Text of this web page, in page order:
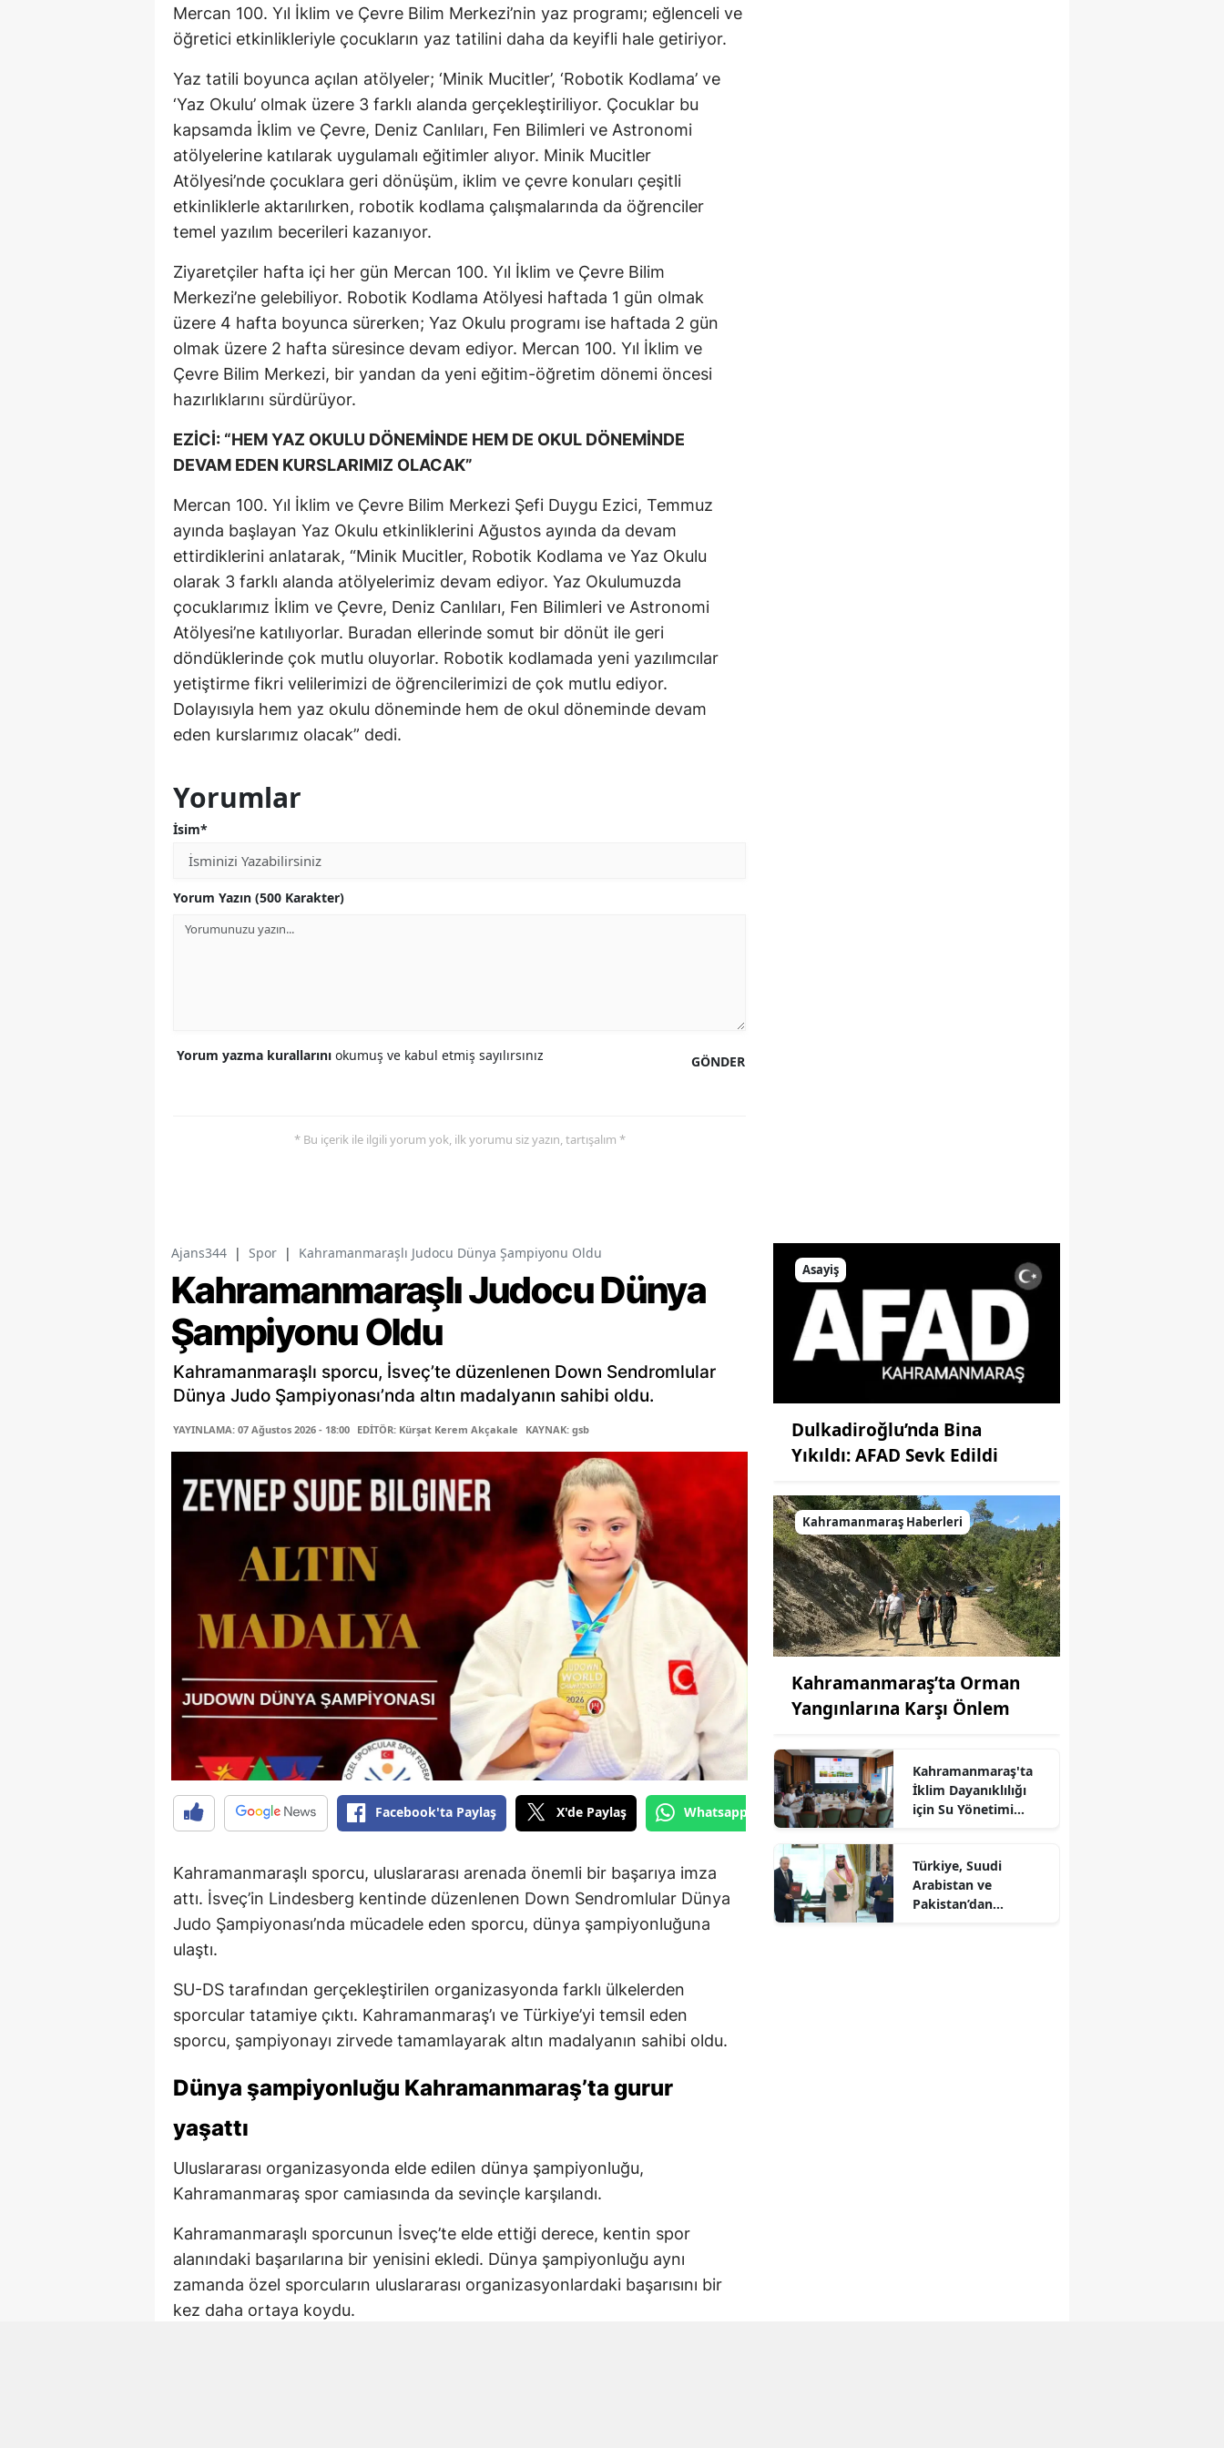
Mercan 100. Yıl İklim ve Çevre Bilim Merkezi’nin yaz programı; eğlenceli ve
öğretici etkinlikleriyle çocukların yaz tatilini daha da keyifli hale getiriyor.
Yaz tatili boyunca açılan atölyeler; ‘Minik Mucitler’, ‘Robotik Kodlama’ ve
‘Yaz Okulu’ olmak üzere 3 farklı alanda gerçekleştiriliyor. Çocuklar bu
kapsamda İklim ve Çevre, Deniz Canlıları, Fen Bilimleri ve Astronomi
atölyelerine katılarak uygulamalı eğitimler alıyor. Minik Mucitler
Atölyesi’nde çocuklara geri dönüşüm, iklim ve çevre konuları çeşitli
etkinliklerle aktarılırken, robotik kodlama çalışmalarında da öğrenciler
temel yazılım becerileri kazanıyor.
Ziyaretçiler hafta içi her gün Mercan 100. Yıl İklim ve Çevre Bilim
Merkezi’ne gelebiliyor. Robotik Kodlama Atölyesi haftada 1 gün olmak
üzere 4 hafta boyunca sürerken; Yaz Okulu programı ise haftada 2 gün
olmak üzere 2 hafta süresince devam ediyor. Mercan 100. Yıl İklim ve
Çevre Bilim Merkezi, bir yandan da yeni eğitim-öğretim dönemi öncesi
hazırlıklarını sürdürüyor.
EZİCİ: “HEM YAZ OKULU DÖNEMİNDE HEM DE OKUL DÖNEMİNDE
DEVAM EDEN KURSLARIMIZ OLACAK”
Mercan 100. Yıl İklim ve Çevre Bilim Merkezi Şefi Duygu Ezici, Temmuz
ayında başlayan Yaz Okulu etkinliklerini Ağustos ayında da devam
ettirdiklerini anlatarak, “Minik Mucitler, Robotik Kodlama ve Yaz Okulu
olarak 3 farklı alanda atölyelerimiz devam ediyor. Yaz Okulumuzda
çocuklarımız İklim ve Çevre, Deniz Canlıları, Fen Bilimleri ve Astronomi
Atölyesi’ne katılıyorlar. Buradan ellerinde somut bir dönüt ile geri
döndüklerinde çok mutlu oluyorlar. Robotik kodlamada yeni yazılımcılar
yetiştirme fikri velilerimizi de öğrencilerimizi de çok mutlu ediyor.
Dolayısıyla hem yaz okulu döneminde hem de okul döneminde devam
eden kurslarımız olacak” dedi.
Yorumlar
İsim*
Yorum Yazın (500 Karakter)
GÖNDER
Yorum yazma kurallarını okumuş ve kabul etmiş sayılırsınız
* Bu içerik ile ilgili yorum yok, ilk yorumu siz yazın, tartışalım *
Ajans344 | Spor | Kahramanmaraşlı Judocu Dünya Şampiyonu Oldu
Kahramanmaraşlı Judocu Dünya
Şampiyonu Oldu
Kahramanmaraşlı sporcu, İsveç’te düzenlenen Down Sendromlular
Dünya Judo Şampiyonası’nda altın madalyanın sahibi oldu.
YAYINLAMA: 07 Ağustos 2026 - 18:00 EDİTÖR: Kürşat Kerem Akçakale KAYNAK: gsb
Facebook'ta Paylaş X'de Paylaş Whatsapp'tan Gönder
Kahramanmaraşlı sporcu, uluslararası arenada önemli bir başarıya imza
attı. İsveç’in Lindesberg kentinde düzenlenen Down Sendromlular Dünya
Judo Şampiyonası’nda mücadele eden sporcu, dünya şampiyonluğuna
ulaştı.
SU-DS tarafından gerçekleştirilen organizasyonda farklı ülkelerden
sporcular tatamiye çıktı. Kahramanmaraş’ı ve Türkiye’yi temsil eden
sporcu, şampiyonayı zirvede tamamlayarak altın madalyanın sahibi oldu.
Dünya şampiyonluğu Kahramanmaraş’ta gurur
yaşattı
Uluslararası organizasyonda elde edilen dünya şampiyonluğu,
Kahramanmaraş spor camiasında da sevinçle karşılandı.
Kahramanmaraşlı sporcunun İsveç’te elde ettiği derece, kentin spor
alanındaki başarılarına bir yenisini ekledi. Dünya şampiyonluğu aynı
zamanda özel sporcuların uluslararası organizasyonlardaki başarısını bir
kez daha ortaya koydu.
Asayiş
Dulkadiroğlu’nda Bina
Yıkıldı: AFAD Sevk Edildi
Kahramanmaraş Haberleri
Kahramanmaraş’ta Orman
Yangınlarına Karşı Önlem
Kahramanmaraş'ta
İklim Dayanıklılığı
için Su Yönetimi
Türkiye, Suudi
Arabistan ve
Pakistan’dan